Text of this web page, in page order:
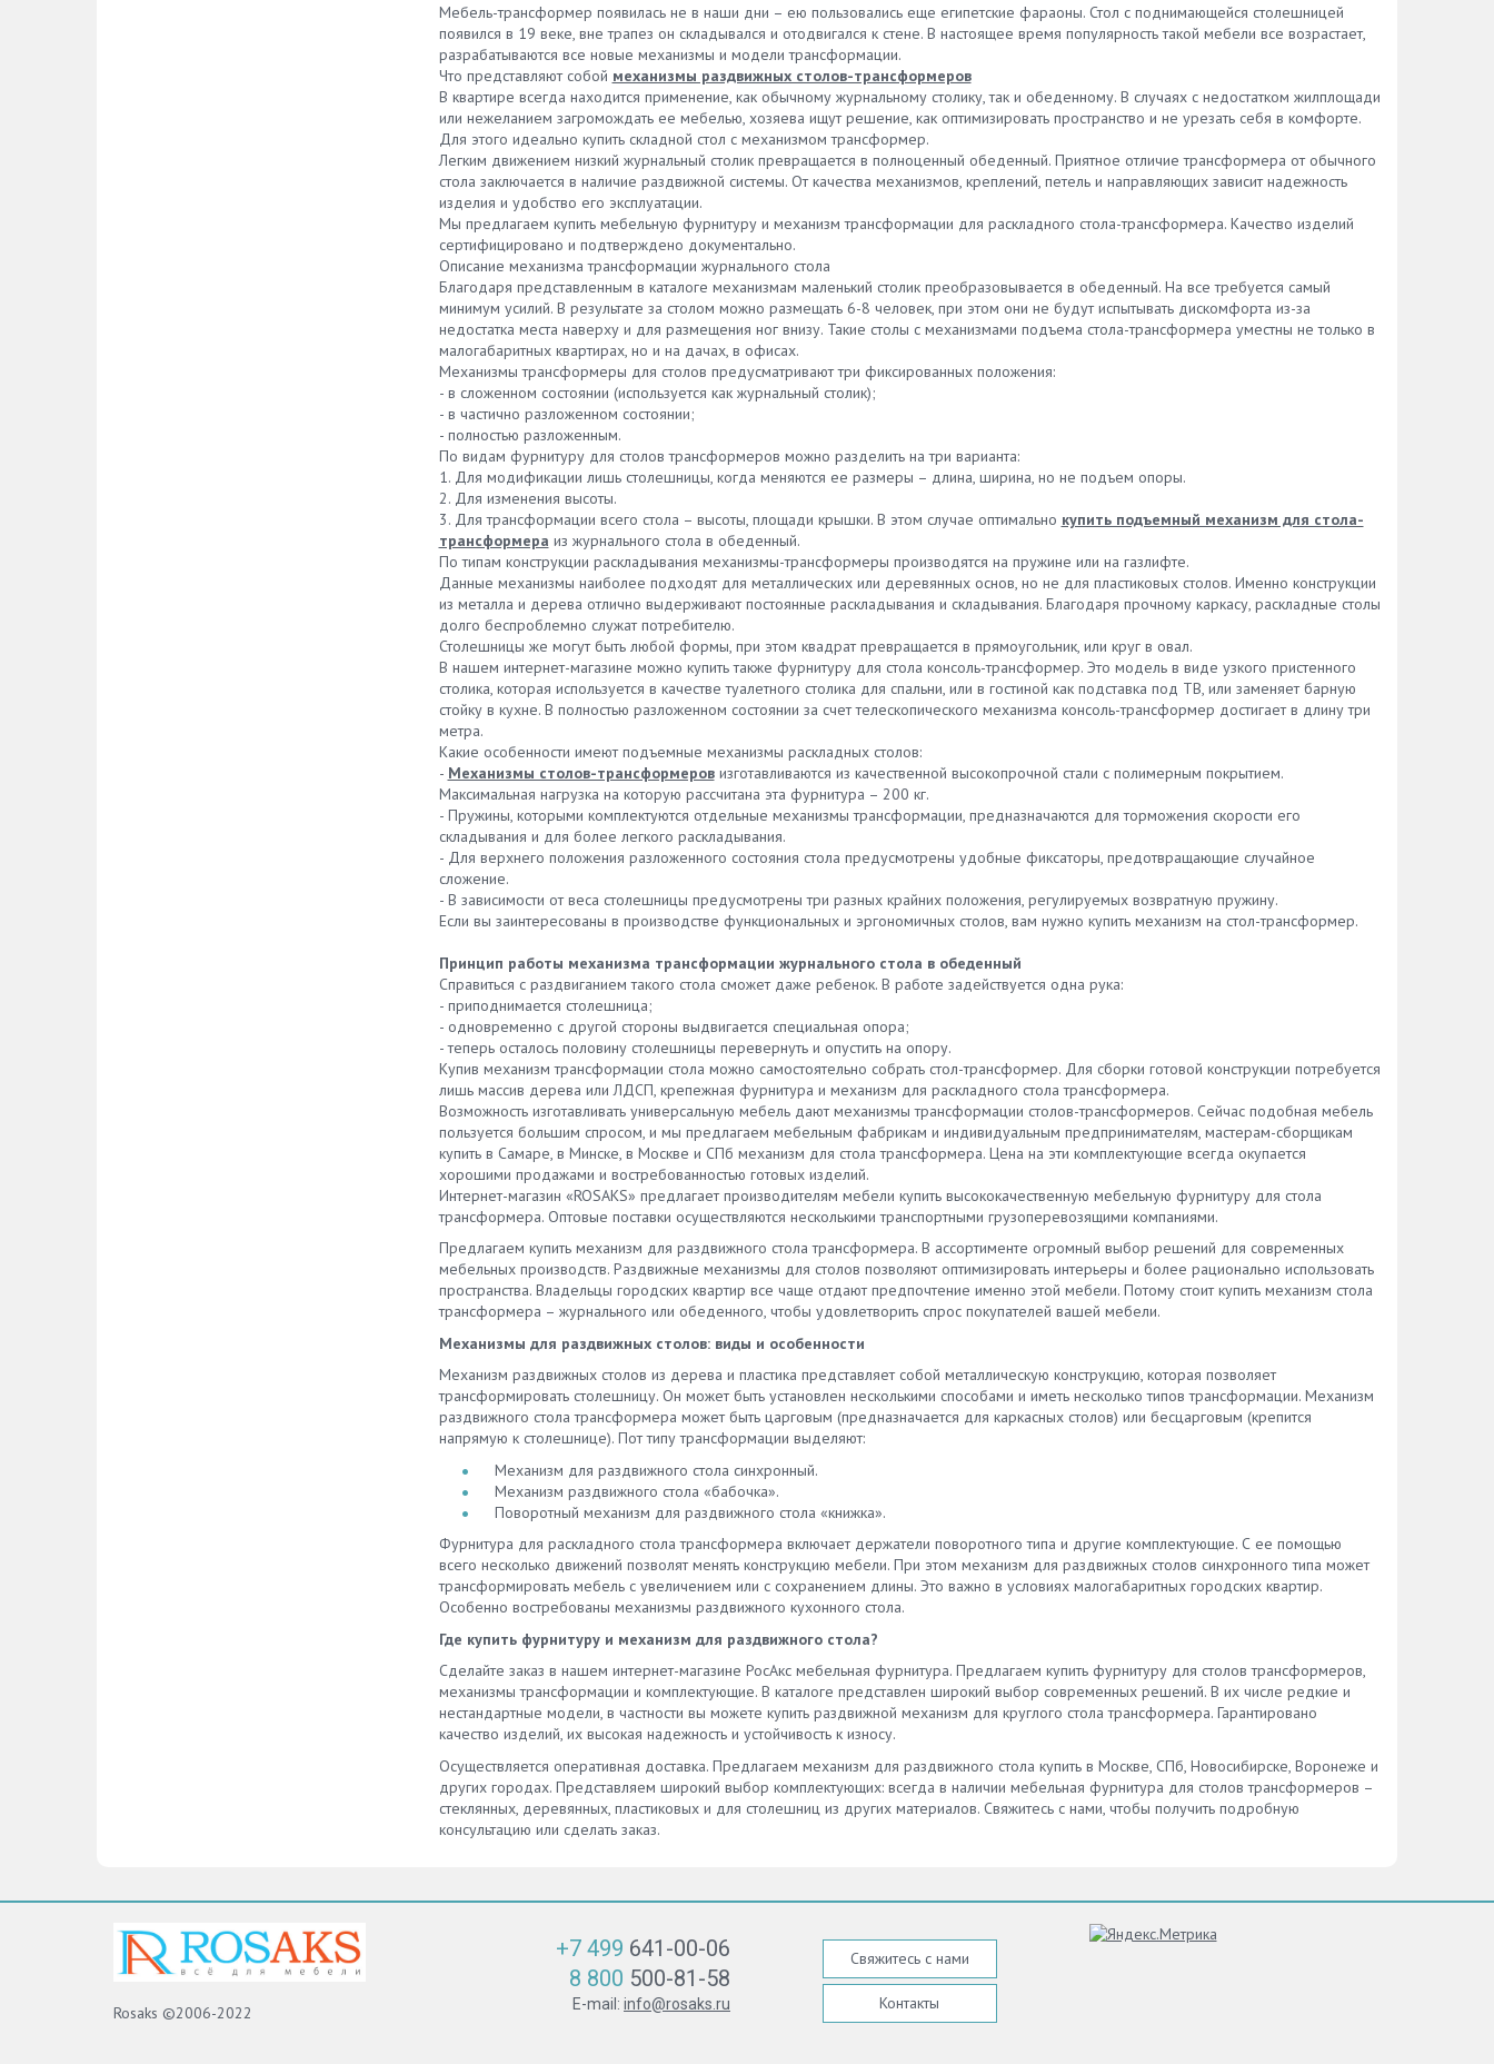
Мебель-трансформер появилась не в наши дни – ею пользовались еще египетские фараоны. Стол с поднимающейся столешницей
появился в 19 веке, вне трапез он складывался и отодвигался к стене. В настоящее время популярность такой мебели все возрастает,
разрабатываются все новые механизмы и модели трансформации.
Что представляют собой механизмы раздвижных столов-трансформеров
В квартире всегда находится применение, как обычному журнальному столику, так и обеденному. В случаях с недостатком жилплощади
или нежеланием загромождать ее мебелью, хозяева ищут решение, как оптимизировать пространство и не урезать себя в комфорте.
Для этого идеально купить складной стол с механизмом трансформер.
Легким движением низкий журнальный столик превращается в полноценный обеденный. Приятное отличие трансформера от обычного
стола заключается в наличие раздвижной системы. От качества механизмов, креплений, петель и направляющих зависит надежность
изделия и удобство его эксплуатации.
Мы предлагаем купить мебельную фурнитуру и механизм трансформации для раскладного стола-трансформера. Качество изделий
сертифицировано и подтверждено документально.
Описание механизма трансформации журнального стола
Благодаря представленным в каталоге механизмам маленький столик преобразовывается в обеденный. На все требуется самый
минимум усилий. В результате за столом можно размещать 6-8 человек, при этом они не будут испытывать дискомфорта из-за
недостатка места наверху и для размещения ног внизу. Такие столы с механизмами подъема стола-трансформера уместны не только в
малогабаритных квартирах, но и на дачах, в офисах.
Механизмы трансформеры для столов предусматривают три фиксированных положения:
- в сложенном состоянии (используется как журнальный столик);
- в частично разложенном состоянии;
- полностью разложенным.
По видам фурнитуру для столов трансформеров можно разделить на три варианта:
1. Для модификации лишь столешницы, когда меняются ее размеры – длина, ширина, но не подъем опоры.
2. Для изменения высоты.
3. Для трансформации всего стола – высоты, площади крышки. В этом случае оптимально купить подъемный механизм для стола-
трансформера из журнального стола в обеденный.
По типам конструкции раскладывания механизмы-трансформеры производятся на пружине или на газлифте.
Данные механизмы наиболее подходят для металлических или деревянных основ, но не для пластиковых столов. Именно конструкции
из металла и дерева отлично выдерживают постоянные раскладывания и складывания. Благодаря прочному каркасу, раскладные столы
долго беспроблемно служат потребителю.
Столешницы же могут быть любой формы, при этом квадрат превращается в прямоугольник, или круг в овал.
В нашем интернет-магазине можно купить также фурнитуру для стола консоль-трансформер. Это модель в виде узкого пристенного
столика, которая используется в качестве туалетного столика для спальни, или в гостиной как подставка под ТВ, или заменяет барную
стойку в кухне. В полностью разложенном состоянии за счет телескопического механизма консоль-трансформер достигает в длину три
метра.
Какие особенности имеют подъемные механизмы раскладных столов:
- Механизмы столов-трансформеровизготавливаются из качественной высокопрочной стали с полимерным покрытием.
Максимальная нагрузка на которую рассчитана эта фурнитура – 200 кг.
- Пружины, которыми комплектуются отдельные механизмы трансформации, предназначаются для торможения скорости его
складывания и для более легкого раскладывания.
- Для верхнего положения разложенного состояния стола предусмотрены удобные фиксаторы, предотвращающие случайное
сложение.
- В зависимости от веса столешницы предусмотрены три разных крайних положения, регулируемых возвратную пружину.
Если вы заинтересованы в производстве функциональных и эргономичных столов, вам нужно купить механизм на стол-трансформер.
Принцип работы механизма трансформации журнального стола в обеденный
Справиться с раздвиганием такого стола сможет даже ребенок. В работе задействуется одна рука:
- приподнимается столешница;
- одновременно с другой стороны выдвигается специальная опора;
- теперь осталось половину столешницы перевернуть и опустить на опору.
Купив механизм трансформации стола можно самостоятельно собрать стол-трансформер. Для сборки готовой конструкции потребуется
лишь массив дерева или ЛДСП, крепежная фурнитура и механизм для раскладного стола трансформера.
Возможность изготавливать универсальную мебель дают механизмы трансформации столов-трансформеров. Сейчас подобная мебель
пользуется большим спросом, и мы предлагаем мебельным фабрикам и индивидуальным предпринимателям, мастерам-сборщикам
купить в Самаре, в Минске, в Москве и СПб механизм для стола трансформера. Цена на эти комплектующие всегда окупается
хорошими продажами и востребованностью готовых изделий.
Интернет-магазин «ROSAKS» предлагает производителям мебели купить высококачественную мебельную фурнитуру для стола
трансформера. Оптовые поставки осуществляются несколькими транспортными грузоперевозящими компаниями.
Предлагаем купить механизм для раздвижного стола трансформера. В ассортименте огромный выбор решений для современных
мебельных производств. Раздвижные механизмы для столов позволяют оптимизировать интерьеры и более рационально использовать
пространства. Владельцы городских квартир все чаще отдают предпочтение именно этой мебели. Потому стоит купить механизм стола
трансформера – журнального или обеденного, чтобы удовлетворить спрос покупателей вашей мебели.
Механизмы для раздвижных столов: виды и особенности
Механизм раздвижных столов из дерева и пластика представляет собой металлическую конструкцию, которая позволяет
трансформировать столешницу. Он может быть установлен несколькими способами и иметь несколько типов трансформации. Механизм
раздвижного стола трансформера может быть царговым (предназначается для каркасных столов) или бесцарговым (крепится
напрямую к столешнице). Пот типу трансформации выделяют:
Механизм для раздвижного стола синхронный.
Механизм раздвижного стола «бабочка».
Поворотный механизм для раздвижного стола «книжка».
Фурнитура для раскладного стола трансформера включает держатели поворотного типа и другие комплектующие. С ее помощью
всего несколько движений позволят менять конструкцию мебели. При этом механизм для раздвижных столов синхронного типа может
трансформировать мебель с увеличением или с сохранением длины. Это важно в условиях малогабаритных городских квартир.
Особенно востребованы механизмы раздвижного кухонного стола.
Где купить фурнитуру и механизм для раздвижного стола?
Сделайте заказ в нашем интернет-магазине РосАкс мебельная фурнитура. Предлагаем купить фурнитуру для столов трансформеров,
механизмы трансформации и комплектующие. В каталоге представлен широкий выбор современных решений. В их числе редкие и
нестандартные модели, в частности вы можете купить раздвижной механизм для круглого стола трансформера. Гарантировано
качество изделий, их высокая надежность и устойчивость к износу.
Осуществляется оперативная доставка. Предлагаем механизм для раздвижного стола купить в Москве, СПб, Новосибирске, Воронеже и
других городах. Представляем широкий выбор комплектующих: всегда в наличии мебельная фурнитура для столов трансформеров –
стеклянных, деревянных, пластиковых и для столешниц из других материалов. Свяжитесь с нами, чтобы получить подробную
консультацию или сделать заказ.
Rosaks ©2006-2022
+7 499 641-00-06
8 800 500-81-58
E-mail: info@rosaks.ru
Свяжитесь с нами
Контакты